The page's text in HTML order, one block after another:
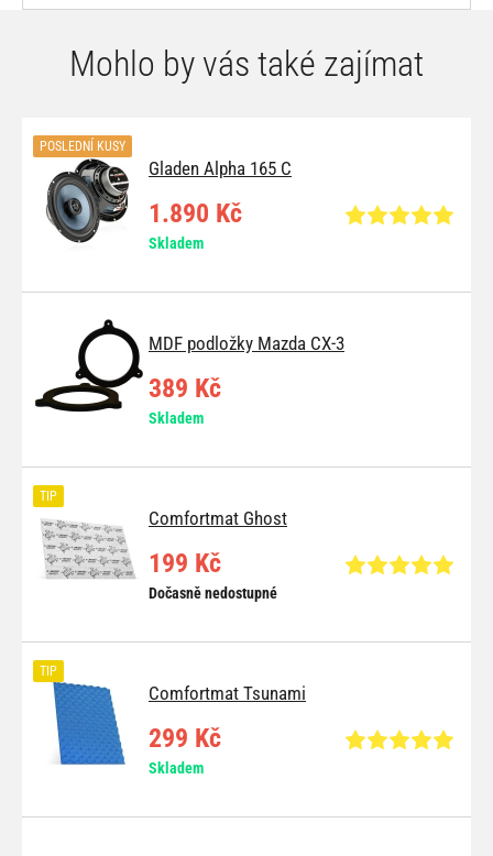
Mohlo by vás také zajímat
Gladen Alpha 165 C
POSLEDNÍ KUSY
1.890 Kč
Skladem
MDF podložky Mazda CX-3
389 Kč
Skladem
Comfortmat Ghost
TIP
199 Kč
Dočasně nedostupné
Comfortmat Tsunami
TIP
299 Kč
Skladem